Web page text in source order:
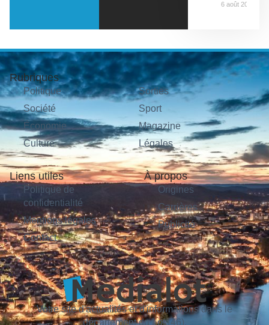
6 août 2026
Rubriques
Politique
Société
Économie
Culture
Sorties
Sport
Magazine
Légales
Liens utiles
Politique de
confidentialité
Mentions légales
Contact
À propos
Origines
Carrières
Publicité
Votre site d'actualités et d'informations dans le
département du Lot (46).